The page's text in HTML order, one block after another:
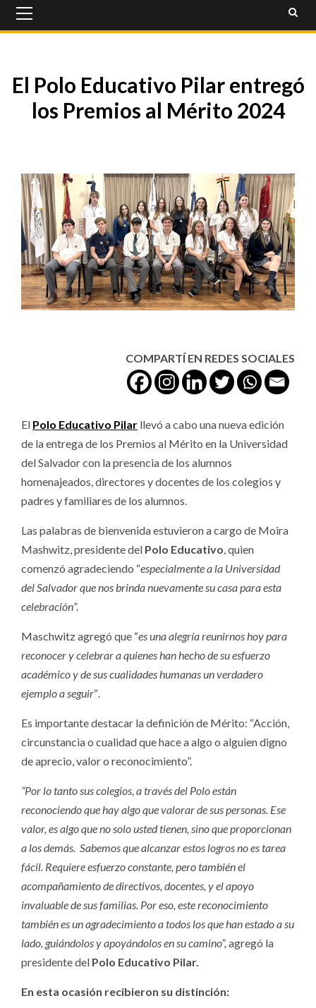
Menu
El Polo Educativo Pilar entregó
los Premios al Mérito 2024
COMPARTÍ EN REDES SOCIALES
El Polo Educativo Pilar llevó a cabo una nueva edición
de la entrega de los Premios al Mérito en la Universidad
del Salvador con la presencia de los alumnos
homenajeados, directores y docentes de los colegios y
padres y familiares de los alumnos.
Las palabras de bienvenida estuvieron a cargo de Moira
Mashwitz, presidente del Polo Educativo, quien
comenzó agradeciendo “especialmente a la Universidad
del Salvador que nos brinda nuevamente su casa para esta
celebración”.
Maschwitz agregó que “es una alegría reunirnos hoy para
reconocer y celebrar a quienes han hecho de su esfuerzo
académico y de sus cualidades humanas un verdadero
ejemplo a seguir“.
Es importante destacar la definición de Mérito: “Acción,
circunstancia o cualidad que hace a algo o alguien digno
de aprecio, valor o reconocimiento”.
“Por lo tanto sus colegios, a través del Polo están
reconociendo que hay algo que valorar de sus personas. Ese
valor, es algo que no solo usted tienen, sino que proporcionan
a los demás. Sabemos que alcanzar estos logros no es tarea
fácil. Requiere esfuerzo constante, pero también el
acompañamiento de directivos, docentes, y el apoyo
invaluable de sus familias. Por eso, este reconocimiento
también es un agradecimiento a todos los que han estado a su
lado, guiándolos y apoyándolos en su camino”, agregó la
presidente del Polo Educativo Pilar.
En esta ocasión recibieron su distinción: